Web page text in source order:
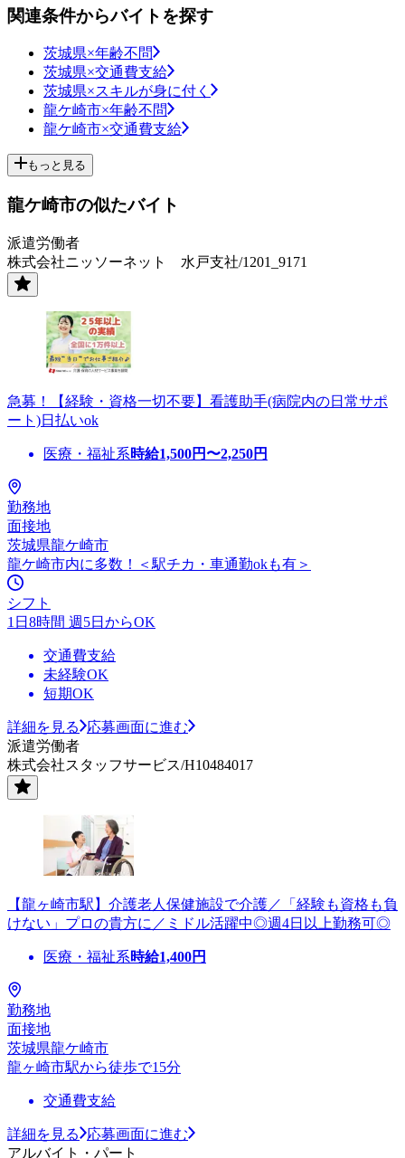
関連条件からバイトを探す
茨城県×年齢不問
茨城県×交通費支給
茨城県×スキルが身に付く
龍ケ崎市×年齢不問
龍ケ崎市×交通費支給
もっと見る
龍ケ崎市の似たバイト
派遣労働者
株式会社ニッソーネット 水戸支社/1201_9171
急募！【経験・資格一切不要】看護助手(病院内の日常サポ
ート)日払いok
医療・福祉系時給1,500円〜2,250円
勤務地
面接地
茨城県龍ケ崎市
龍ケ崎市内に多数！＜駅チカ・車通勤okも有＞
シフト
1日8時間 週5日からOK
交通費支給
未経験OK
短期OK
詳細を見る
応募画面に進む
派遣労働者
株式会社スタッフサービス/H10484017
【龍ヶ崎市駅】介護老人保健施設で介護／「経験も資格も負
けない」プロの貴方に／ミドル活躍中◎週4日以上勤務可◎
医療・福祉系時給1,400円
勤務地
面接地
茨城県龍ケ崎市
龍ヶ崎市駅から徒歩で15分
交通費支給
詳細を見る
応募画面に進む
アルバイト・パート